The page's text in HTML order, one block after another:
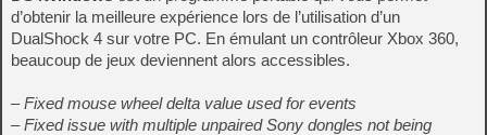
d’obtenir la meilleure expérience lors de l’utilisation d’un
DualShock 4 sur votre PC. En émulant un contrôleur Xbox 360,
beaucoup de jeux deviennent alors accessibles.
– Fixed mouse wheel delta value used for events
– Fixed issue with multiple unpaired Sony dongles not being